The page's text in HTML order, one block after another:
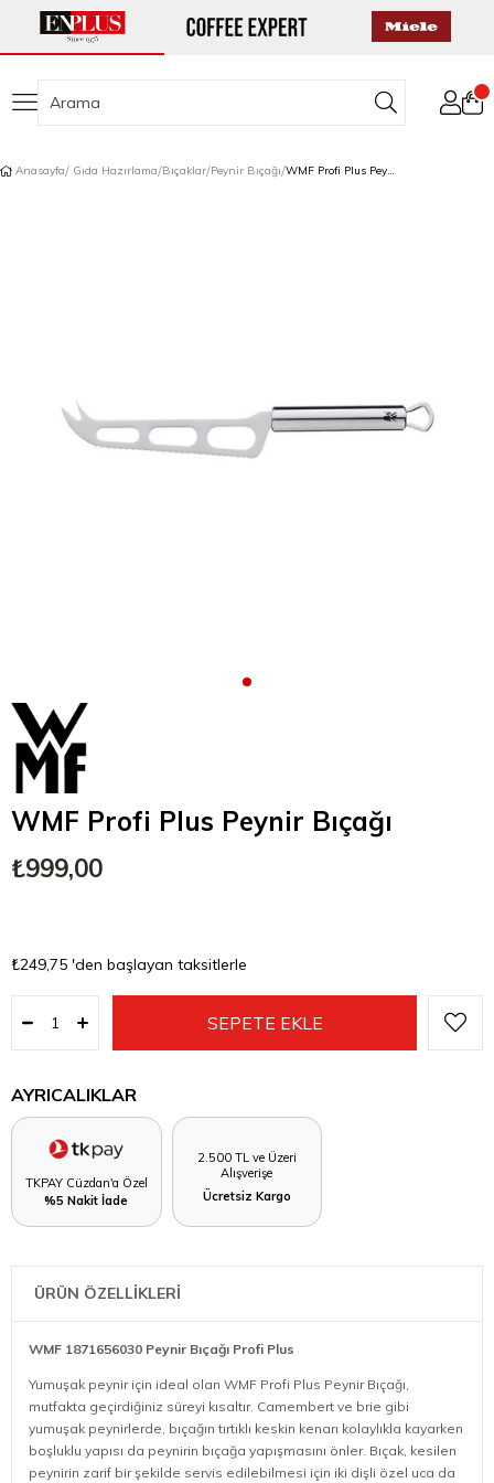
Anasayfa Gıda Hazırlama Bıçaklar Peynir Bıçağı WMF Profi Plus Peynir Bıçağı
WMF Profi Plus Peynir Bıçağı
₺999,00
₺249,75 'den başlayan taksitlerle
AYRICALIKLAR
TKPAY Cüzdan'a Özel
%5 Nakit İade
2.500 TL ve Üzeri
Alışverişe
Ücretsiz Kargo
ÜRÜN ÖZELLİKLERİ
WMF 1871656030 Peynir Bıçağı Profi Plus
Yumuşak peynir için ideal olan WMF Profi Plus Peynir Bıçağı,
mutfakta geçirdiğiniz süreyi kısaltır. Camembert ve brie gibi
yumuşak peynirlerde, bıçağın tırtıklı keskin kenarı kolaylıkla kayarken
boşluklu yapısı da peynirin bıçağa yapışmasını önler. Bıçak, kesilen
peynirin zarif bir şekilde servis edilebilmesi için iki dişli özel uca da